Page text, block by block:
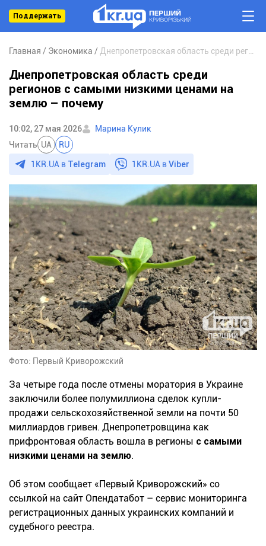
Поддержать
Главная Экономика
Днепропетровская область среди
регионов с самыми низкими ценами на
землю – почему
10:02, 27 мая 2026
Марина Кулик
Читать UA RU
1KR.UA в Telegram 1KR.UA вViber
Фото: Первый Криворожский
За четыре года после отмены моратория в Украине
заключили более полумиллиона сделок купли-
продажи сельскохозяйственной земли на почти 50
миллиардов гривен. Днепропетровщина как
прифронтовая область вошла в регионы с самыми
низкими ценами на землю.
Об этом сообщает «Первый Криворожский» со
ссылкой на сайт Опендатабот – сервис мониторинга
регистрационных данных украинских компаний и
судебного реестра.